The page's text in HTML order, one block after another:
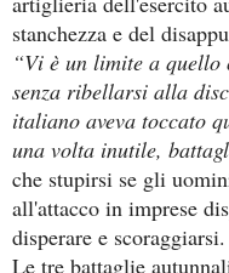
stanchezza e del
“Vi è un limite a quello
senza ribellarsi alla
italiano aveva toccato
una volta inutile,
che stupirsi se gli
all'attacco in imprese
disperare e
Le tre battaglie